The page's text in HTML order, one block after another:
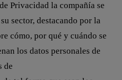
Privacidad la compañía se
sector, destacando por la
cómo, por qué y cuándo se
los datos personales de
de